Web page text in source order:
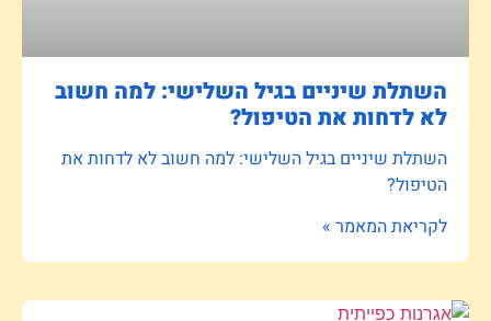
השתלת שיניים בגיל השלישי: למה חשוב
לא לדחות את הטיפול?
השתלת שיניים בגיל השלישי: למה חשוב לא לדחות את
הטיפול?
לקריאת המאמר »